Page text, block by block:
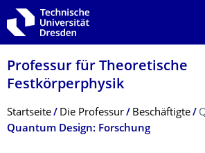
Zur Hauptnavigation springen
Zur Suche springen
Zum Inhalt springen
Professur für Theoretische
Festkörperphysik
Breadcrumb-Menü
Startseite Die Professur Beschäftigte
Quantum Design: Forschung